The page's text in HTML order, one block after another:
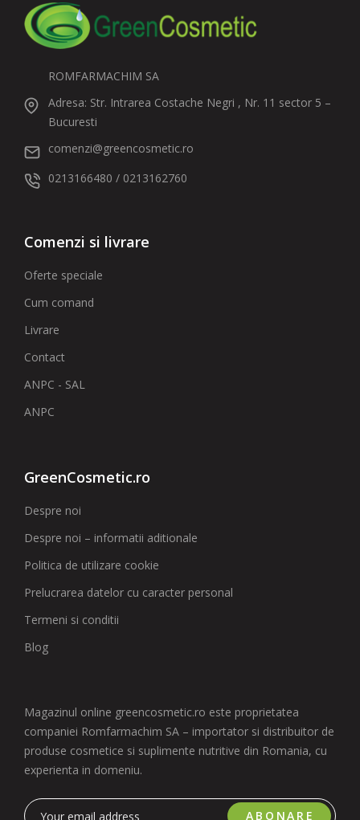
ROMFARMACHIM SA
Adresa: Str. Intrarea Costache Negri , Nr. 11 sector 5 –
Bucuresti
comenzi@greencosmetic.ro
0213166480 / 0213162760
Comenzi si livrare
Oferte speciale
Cum comand
Livrare
Contact
ANPC - SAL
ANPC
GreenCosmetic.ro
Despre noi
Despre noi – informatii aditionale
Politica de utilizare cookie
Prelucrarea datelor cu caracter personal
Termeni si conditii
Blog
Magazinul online greencosmetic.ro este proprietatea
companiei Romfarmachim SA – importator si distribuitor de
produse cosmetice si suplimente nutritive din Romania, cu
experienta in domeniu.
ABONARE